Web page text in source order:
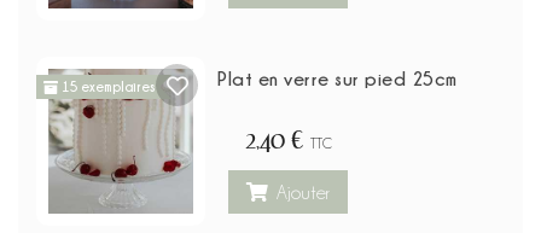
15 exemplaires Plat en verre sur pied 25cm
2,40 € TTC
Ajouter